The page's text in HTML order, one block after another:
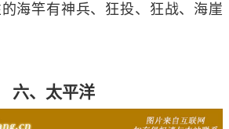
海竿有神兵、狂投、狂战、海崖
六、太平洋